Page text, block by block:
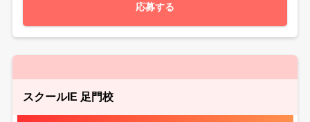
応募する
スクールIE 足門校